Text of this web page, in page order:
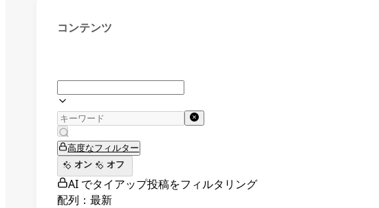
コンテンツ
高度なフィルター
オン
オフ
AI でタイアップ投稿をフィルタリング
配列：最新